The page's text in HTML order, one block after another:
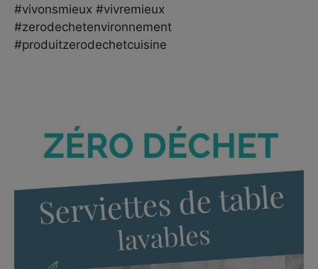
#vivonsmieux #vivremieux
#zerodechetenvironnement
#produitzerodechetcuisine